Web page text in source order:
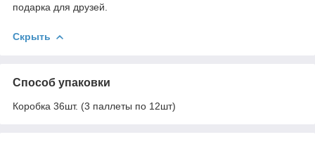
подарка для друзей.
Скрыть
Способ упаковки
Коробка 36шт. (3 паллеты по 12шт)